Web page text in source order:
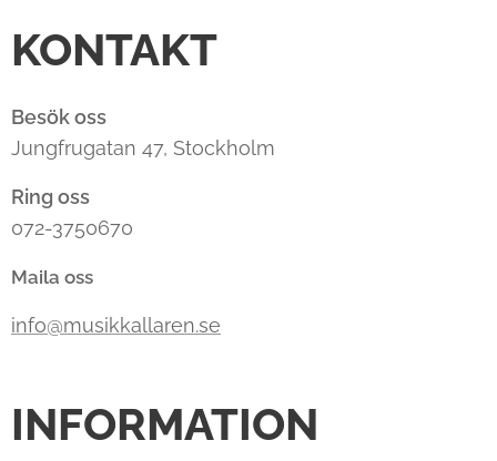
KONTAKT
Besök oss
Jungfrugatan 47, Stockholm
Ring oss
072-3750670
Maila oss
info@musikkallaren.se
INFORMATION